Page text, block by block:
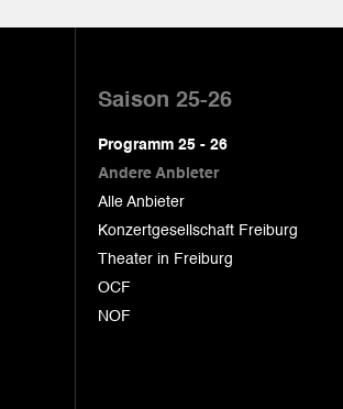
Saison 25-26
Programm 25 - 26
Andere Anbieter
Alle Anbieter
Konzertgesellschaft Freiburg
Theater in Freiburg
OCF
NOF